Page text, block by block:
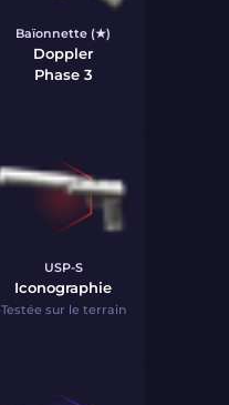
Baïonnette (★)
Doppler
Phase 3
USP-S
Iconographie
Testée sur le terrain